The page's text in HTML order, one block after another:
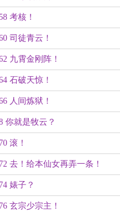
考核！
司徒青云！
九霄金刚阵！
石破天惊！
人间炼狱！
你就是牧云？
滚！
去！给本仙女再弄一条！
婊子？
玄宗少宗主！